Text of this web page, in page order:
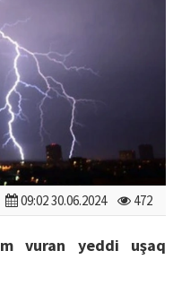
09:02 30.06.2024 472
vuran yeddi uşaq